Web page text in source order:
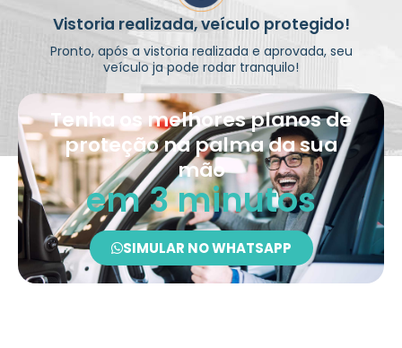
Vistoria realizada, veículo protegido!
Pronto, após a vistoria realizada e aprovada, seu
veículo ja pode rodar tranquilo!
Tenha os melhores planos de
proteção na palma da sua
mão
em 3 minutos
SIMULAR NO WHATSAPP